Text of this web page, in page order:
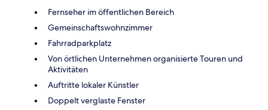
Fernseher im öffentlichen Bereich
Gemeinschaftswohnzimmer
Fahrradparkplatz
Von örtlichen Unternehmen organisierte Touren und
Aktivitäten
Auftritte lokaler Künstler
Doppelt verglaste Fenster